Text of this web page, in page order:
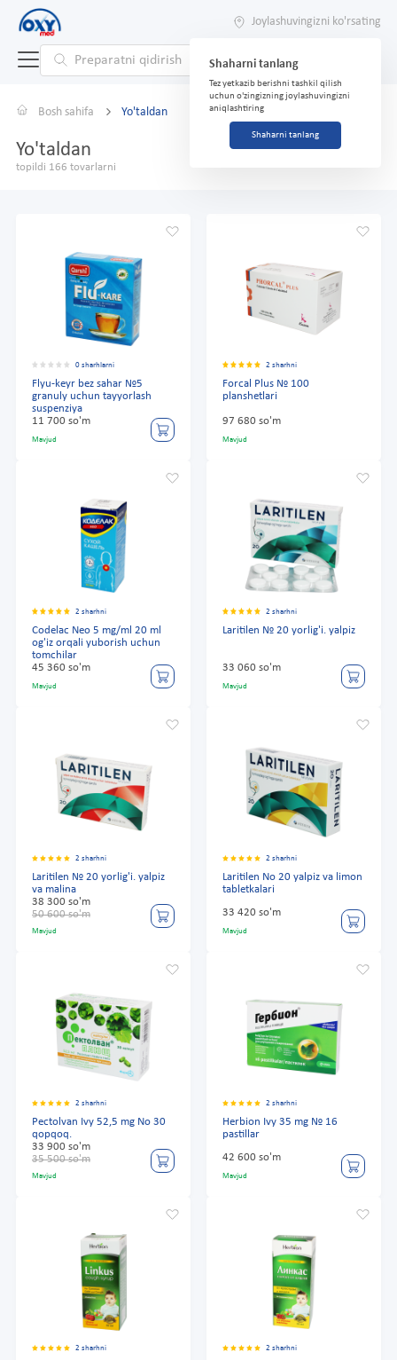
Joylashuvingizni ko'rsating
Shaharni tanlang
Tez yetkazib berishni tashkil qilish
uchun o'zingizning joylashuvingizni
aniqlashtiring
Shaharni tanlang
Bosh sahifa Yo'taldan
Yo'taldan
topildi 166 tovarlarni
0 sharhlarni
Flyu-keyr bez sahar №5
granuly uchun tayyorlash
suspenziya
11 700 so'm
Mavjud
2 sharhni
Forcal Plus № 100
planshetlari
97 680 so'm
Mavjud
2 sharhni
Codelac Neo 5 mg/ml 20 ml
og'iz orqali yuborish uchun
tomchilar
45 360 so'm
Mavjud
2 sharhni
Laritilen № 20 yorlig'i. yalpiz
33 060 so'm
Mavjud
2 sharhni
Laritilen № 20 yorlig'i. yalpiz
va malina
38 300 so'm
50 600 so'm
Mavjud
2 sharhni
Laritilen No 20 yalpiz va limon
tabletkalari
33 420 so'm
Mavjud
2 sharhni
Pectolvan Ivy 52,5 mg No 30
qopqoq.
33 900 so'm
35 500 so'm
Mavjud
2 sharhni
Herbion Ivy 35 mg № 16
pastillar
42 600 so'm
Mavjud
2 sharhni 2 sharhni